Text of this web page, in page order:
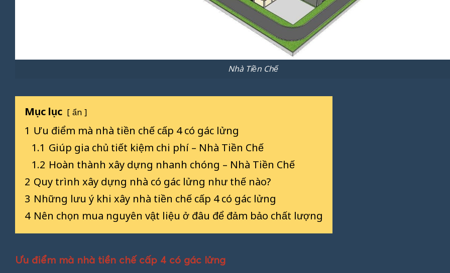
Nhà Tiền Chế
Mục lục ẩn
1 Ưu điểm mà nhà tiền chế cấp 4 có gác lửng
1.1 Giúp gia chủ tiết kiệm chi phí – Nhà Tiền Chế
1.2 Hoàn thành xây dựng nhanh chóng – Nhà Tiền Chế
2 Quy trình xây dựng nhà có gác lửng như thế nào?
3 Những lưu ý khi xây nhà tiền chế cấp 4 có gác lửng
4 Nên chọn mua nguyên vật liệu ở đâu để đảm bảo chất lượng
Ưu điểm mà nhà tiền chế cấp 4 có gác lửng